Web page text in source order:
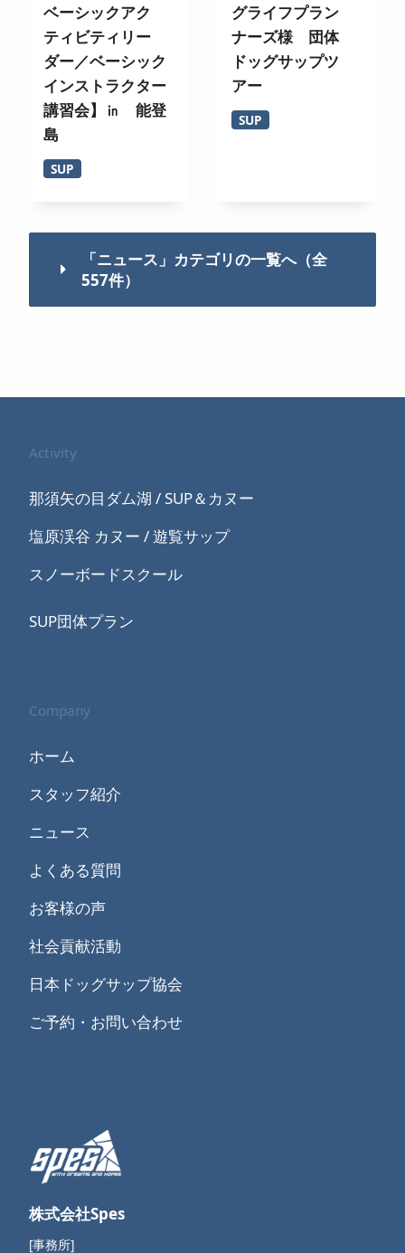
ベーシックアク
ティビティリー
ダー／ベーシック
インストラクター
講習会】㏌ 能登
島
SUP
グライフプラン
ナーズ様 団体
ドッグサップツ
アー
SUP
「ニュース」カテゴリの一覧へ（全
557件）
Activity
那須矢の目ダム湖 / SUP＆カヌー
塩原渓谷 カヌー / 遊覧サップ
スノーボードスクール
SUP団体プラン
Company
ホーム
スタッフ紹介
ニュース
よくある質問
お客様の声
社会貢献活動
日本ドッグサップ協会
ご予約・お問い合わせ
株式会社Spes
[事務所]